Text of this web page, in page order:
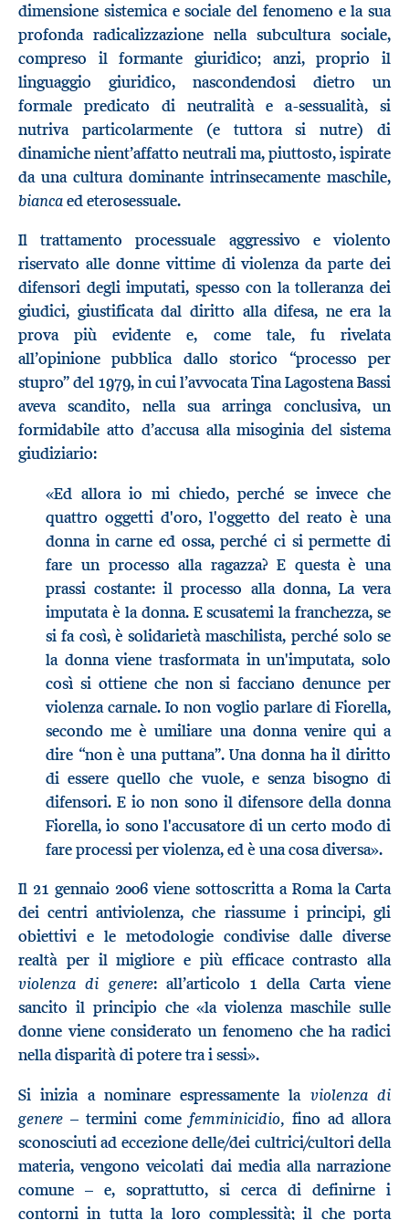
dimensione sistemica e sociale del fenomeno e la sua
profonda radicalizzazione nella subcultura sociale,
compreso il formante giuridico; anzi, proprio il
linguaggio giuridico, nascondendosi dietro un
formale predicato di neutralità e a-sessualità, si
nutriva particolarmente (e tuttora si nutre) di
dinamiche nient’affatto neutrali ma, piuttosto, ispirate
da una cultura dominante intrinsecamente maschile,
biancaed eterosessuale.
Il trattamento processuale aggressivo e violento
riservato alle donne vittime di violenza da parte dei
difensori degli imputati, spesso con la tolleranza dei
giudici, giustificata dal diritto alla difesa, ne era la
prova più evidente e, come tale, fu rivelata
all’opinione pubblica dallo storico “processo per
stupro” del 1979, in cui l’avvocata Tina Lagostena Bassi
aveva scandito, nella sua arringa conclusiva, un
formidabile atto d’accusa alla misoginia del sistema
giudiziario:
«Ed allora io mi chiedo, perché se invece che
quattro oggetti d'oro, l'oggetto del reato è una
donna in carne ed ossa, perché ci si permette di
fare un processo alla ragazza? E questa è una
prassi costante: il processo alla donna, La vera
imputata è la donna. E scusatemi la franchezza, se
si fa così, è solidarietà maschilista, perché solo se
la donna viene trasformata in un'imputata, solo
così si ottiene che non si facciano denunce per
violenza carnale. Io non voglio parlare di Fiorella,
secondo me è umiliare una donna venire qui a
dire “non è una puttana”. Una donna ha il diritto
di essere quello che vuole, e senza bisogno di
difensori. E io non sono il difensore della donna
Fiorella, io sono l'accusatore di un certo modo di
fare processi per violenza, ed è una cosa diversa».
Il 21 gennaio 2006 viene sottoscritta a Roma la Carta
dei centri antiviolenza, che riassume i principi, gli
obiettivi e le metodologie condivise dalle diverse
realtà per il migliore e più efficace contrasto alla
violenza di genere: all’articolo 1 della Carta viene
sancito il principio che «la violenza maschile sulle
donne viene considerato un fenomeno che ha radici
nella disparità di potere tra i sessi».
Si inizia a nominare espressamente la violenza di
genere – termini come femminicidio, fino ad allora
sconosciuti ad eccezione delle/dei cultrici/cultori della
materia, vengono veicolati dai media alla narrazione
comune – e, soprattutto, si cerca di definirne i
contorni in tutta la loro complessità; il che porta